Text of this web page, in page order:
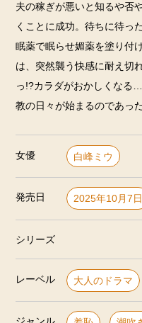
夫の稼ぎが悪いと知るや否
くことに成功。待ちに待っ
眠薬で眠らせ媚薬を塗り付
は、突然襲う快感に耐え切
っ!?カラダがおかしくなる
教の日々が始まるのであった
女優 白峰ミウ
発売日 2025年10月7日
シリーズ
レーベル 大人のドラマ